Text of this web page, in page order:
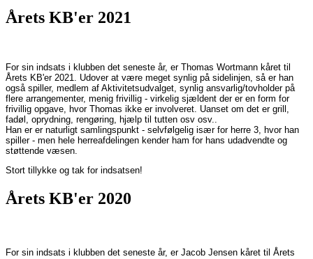
Årets KB'er 2021
For sin indsats i klubben det seneste år, er Thomas Wortmann kåret til
Årets KB'er 2021. Udover at være meget synlig på sidelinjen, så er han
også spiller, medlem af Aktivitetsudvalget, synlig ansvarlig/tovholder på
flere arrangementer, menig frivillig - virkelig sjældent der er en form for
frivillig opgave, hvor Thomas ikke er involveret. Uanset om det er grill,
fadøl, oprydning, rengøring, hjælp til tutten osv osv..
Han er er naturligt samlingspunkt - selvfølgelig især for herre 3, hvor han
spiller - men hele herreafdelingen kender ham for hans udadvendte og
støttende væsen.
Stort tillykke og tak for indsatsen!
Årets KB'er 2020
For sin indsats i klubben det seneste år, er Jacob Jensen kåret til Årets